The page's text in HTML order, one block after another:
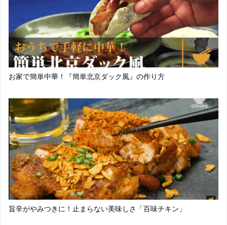
お家で簡単中華！『簡単北京ダック風』の作り方
旨辛がやみつきに！止まらない美味しさ「百味チキン」